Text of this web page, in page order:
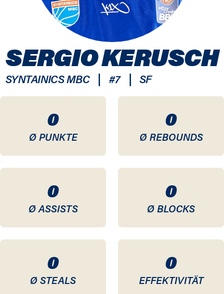
0
Ø PUNKTE
0
Ø REBOUNDS
0
Ø ASSISTS
0
Ø BLOCKS
0
Ø STEALS
0
EFFEKTIVITÄT
SERGIO KERUSCH
SYNTAINICS MBC | #7 | SF